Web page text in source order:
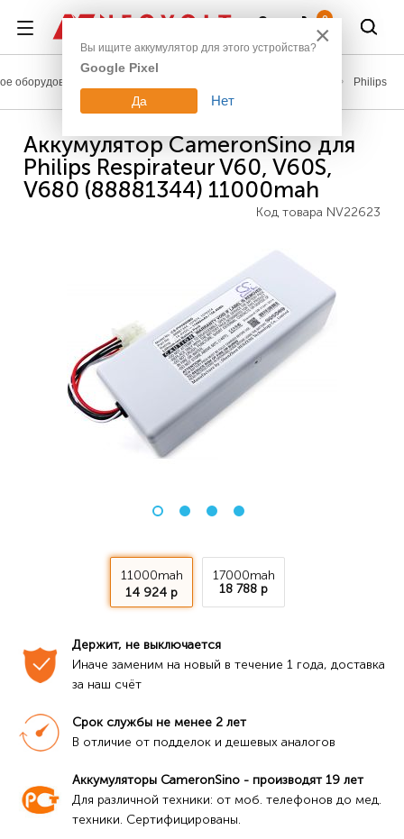
0
оборудование Philips
Аккумулятор CameronSino для
Philips Respirateur V60, V60S,
V680 (88881344) 11000mah
Код товара NV22623
11000mah
14 924 р
17000mah
18 788 р
Держит, не выключается
Иначе заменим на новый в течение 1 года, доставка
за наш счёт
Срок службы не менее 2 лет
В отличие от подделок и дешевых аналогов
Аккумуляторы CameronSino - производят 19 лет
Для различной техники: от моб. телефонов до мед.
техники. Сертифицированы.
×
Вы ищите аккумулятор для этого устройства?
Google Pixel
Да Нет